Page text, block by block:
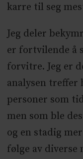
karre til seg
Jeg deler
er fortvilende å
forvitre. Jeg er
analysen treffer
personer som
men som ble
og en stadig
følge av